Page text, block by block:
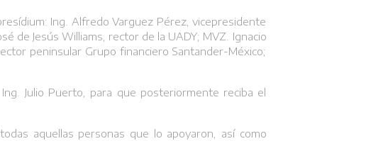
Ing. Alfredo Varguez Pérez, vicepresidente
de Jesús Williams, rector de la UADY; MVZ. Ignacio
peninsular Grupo financiero Santander-México;
Julio Puerto, para que posteriormente reciba el
aquellas personas que lo apoyaron, así como